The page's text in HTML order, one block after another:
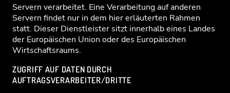
Servern verarbeitet. Eine Verarbeitung auf anderen
Servern findet nur in dem hier erläuterten Rahmen
statt. Dieser Dienstleister sitzt innerhalb eines Landes
der Europäischen Union oder des Europäischen
Wirtschaftsraums.
ZUGRIFF AUF DATEN DURCH
AUFTRAGSVERARBEITER/DRITTE